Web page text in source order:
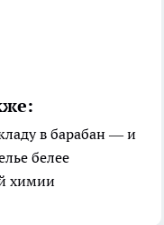
в барабан — и
белее
химии